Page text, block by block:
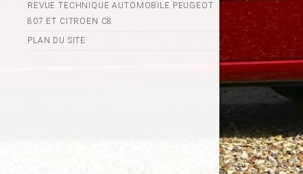
REVUE TECHNIQUE AUTOMOBILE PEUGEOT
807 ET CITROEN C8
PLAN DU SITE